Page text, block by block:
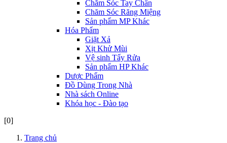
Chăm Sóc Tay Chân
Chăm Sóc Răng Miệng
Sản phẩm MP Khác
Hóa Phẩm
Giặt Xả
Xịt Khử Mùi
Vệ sinh Tẩy Rửa
Sản phẩm HP Khác
Dược Phẩm
Đồ Dùng Trong Nhà
Nhà sách Online
Khóa học - Đào tạo
[0]
Trang chủ